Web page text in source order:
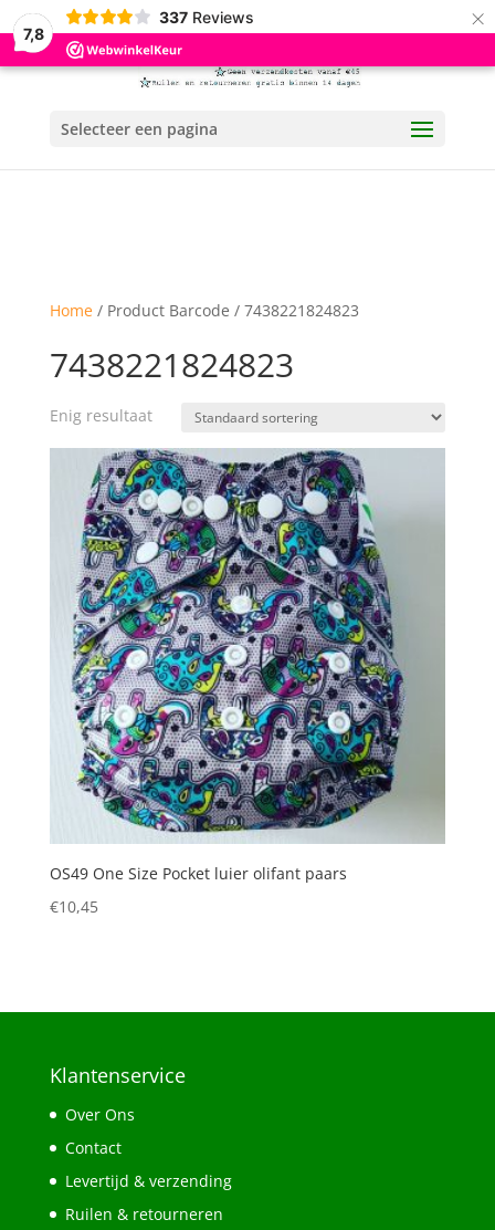
7,8
337 Reviews ×
Selecteer een pagina
Home/ Product Barcode / 7438221824823
7438221824823
Enig resultaat
OS49 One Size Pocket luier olifant paars
€10,45
Klantenservice
Over Ons
Contact
Levertijd & verzending
Ruilen & retourneren